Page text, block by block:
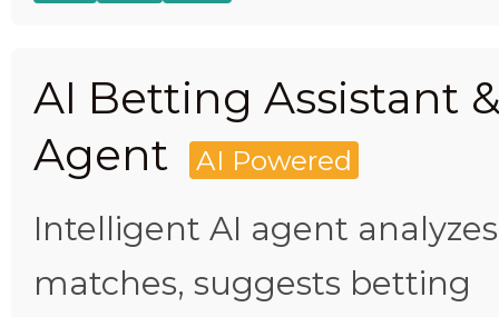
AI Betting Assistant
Agent
AI Powered
Intelligent AI agent analyzes
matches, suggests betting